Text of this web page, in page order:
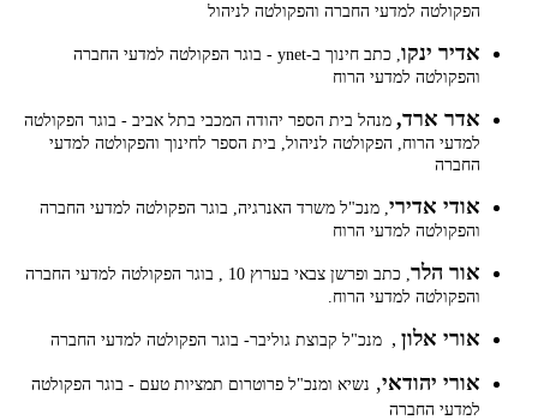
הפקולטה למדעי החברה והפקולטה לניהול
אדיר ינקו
, כתב חינוך ב-ynet - בוגר הפקולטה למדעי החברה
והפקולטה למדעי הרוח
אדר ארד, מנהל בית הספר יהודה המכבי בתל אביב - בוגר הפקולטה
למדעי הרוח, הפקולטה לניהול, בית הספר לחינוך והפקולטה למדעי
החברה
אודי אדירי , מנכ"ל משרד האנרגיה, בוגר הפקולטה למדעי החברה
והפקולטה למדעי הרוח
אור הלר
, כתב ופרשן צבאי בערוץ 10 , בוגר הפקולטה למדעי החברה
והפקולטה למדעי הרוח.
אורי אלון , מנכ"ל קבוצת גוליבר- בוגר הפקולטה למדעי החברה
אורי יהודאי, נשיא ומנכ"ל פרוטרום תמציות טעם - בוגר הפקולטה
למדעי החברה